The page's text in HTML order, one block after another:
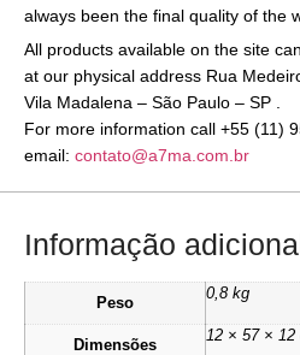
always been the final quality of the
All products available on the site
at our physical address Rua
Vila Madalena – São Paulo – SP .
For more information call +55 (11)
email: contato@a7ma.com.br
Informação
Peso
0,8 kg
Dimensões
12 × 57 × 12